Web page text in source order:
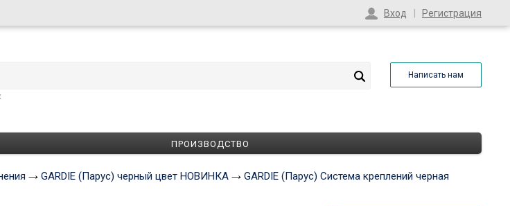
Вход Регистрация
Написать нам
ПРОИЗВОДСТВО
GARDIE (Парус) черный цвет НОВИНКА GARDIE (Парус) Система креплений черная